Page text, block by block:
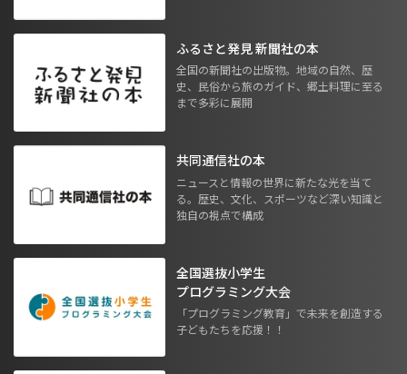
ふるさと発見 新聞社の本
全国の新聞社の出版物。地域の自然、歴
史、民俗から旅のガイド、郷土料理に至る
まで多彩に展開
共同通信社の本
ニュースと情報の世界に新たな光を当て
る。歴史、文化、スポーツなど深い知識と
独自の視点で構成
全国選抜小学生
プログラミング大会
「プログラミング教育」で未来を創造する
子どもたちを応援！！